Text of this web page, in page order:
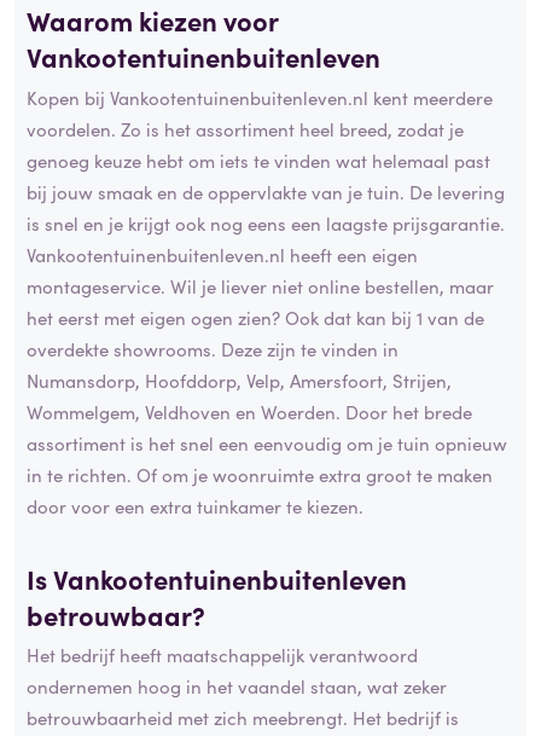
Waarom kiezen voor
Vankootentuinenbuitenleven
Kopen bij Vankootentuinenbuitenleven.nl kent meerdere
voordelen. Zo is het assortiment heel breed, zodat je
genoeg keuze hebt om iets te vinden wat helemaal past
bij jouw smaak en de oppervlakte van je tuin. De levering
is snel en je krijgt ook nog eens een laagste prijsgarantie.
Vankootentuinenbuitenleven.nl heeft een eigen
montageservice. Wil je liever niet online bestellen, maar
het eerst met eigen ogen zien? Ook dat kan bij 1 van de
overdekte showrooms. Deze zijn te vinden in
Numansdorp, Hoofddorp, Velp, Amersfoort, Strijen,
Wommelgem, Veldhoven en Woerden. Door het brede
assortiment is het snel een eenvoudig om je tuin opnieuw
in te richten. Of om je woonruimte extra groot te maken
door voor een extra tuinkamer te kiezen.
Is Vankootentuinenbuitenleven
betrouwbaar?
Het bedrijf heeft maatschappelijk verantwoord
ondernemen hoog in het vaandel staan, wat zeker
betrouwbaarheid met zich meebrengt. Het bedrijf is